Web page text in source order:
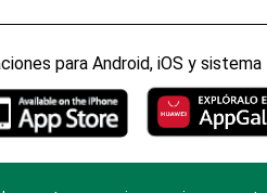
para Android, iOS y sistema